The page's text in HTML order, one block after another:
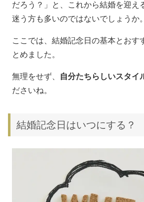
だろう？」と、これから結婚を迎え
迷う方も多いのではないでしょうか。
ここでは、結婚記念日の基本とおす
とめました。
無理をせず、 自分たちらしいスタイ
ださいね。
結婚記念日はいつにする？